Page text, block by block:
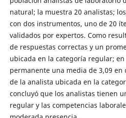
natural; la muestra 20 analistas;
con dos instrumentos, uno de 20
validados por expertos. Como
de respuestas correctas y un
ubicada en la categoría regular;
permanente una media de 3,09 en
de la analista ubicada en la
concluyó que los analistas tienen
regular y las competencias